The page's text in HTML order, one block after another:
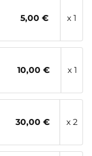
5,00 € x 1
10,00 € x 1
30,00 € x 2